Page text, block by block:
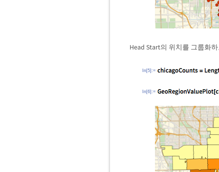
Head Start의 위치를 그룹화
In[5]:=
In[6]:=